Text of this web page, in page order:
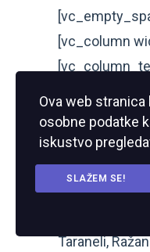
[vc_column
Pogledajte
navijali i
Zahvaljujemo
(Fast Food
House, Fast
Taraneli,
Ova web
osobne podatke
iskustvo
SLAŽEM SE!